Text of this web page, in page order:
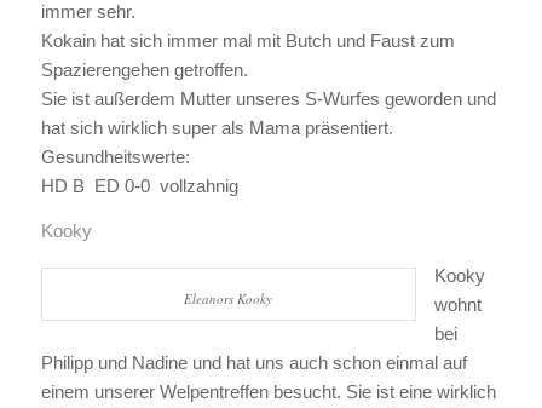
immer sehr.
Kokain hat sich immer mal mit Butch und Faust zum
Spazierengehen getroffen.
Sie ist außerdem Mutter unseres S-Wurfes geworden und
hat sich wirklich super als Mama präsentiert.
Gesundheitswerte:
HD B ED 0-0 vollzahnig
Kooky
Eleanors Kooky
Kooky
wohnt
bei
Philipp und Nadine und hat uns auch schon einmal auf
einem unserer Welpentreffen besucht. Sie ist eine wirklich